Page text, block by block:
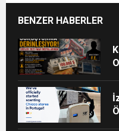
BENZER HABERLER